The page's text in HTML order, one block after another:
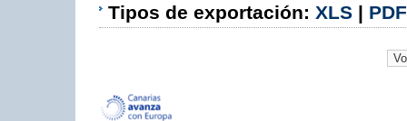
Tipos de exportación: XLS | PDF